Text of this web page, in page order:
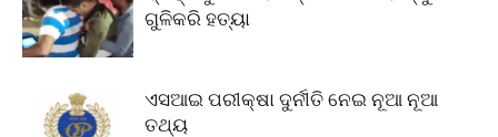
ଗୁଳିକରି ହତ୍ୟା
ଏସଆଇ ପରୀକ୍ଷା ଦୁର୍ନୀତି ନେଇ ନୂଆ ନୂଆ
ତଥ୍ୟ